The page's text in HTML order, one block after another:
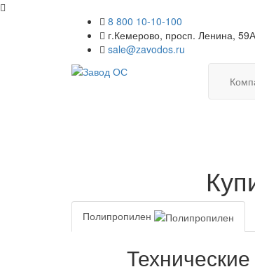
8 800 10-10-100
г.Кемерово, просп. Ленина, 59А
sale@zavodos.ru
Полипропилен